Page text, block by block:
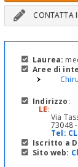
CONTATTA
Laurea:
Aree di
Indirizzo:
LE:
Via
73048
Tel:
Iscritto a
Sito web: